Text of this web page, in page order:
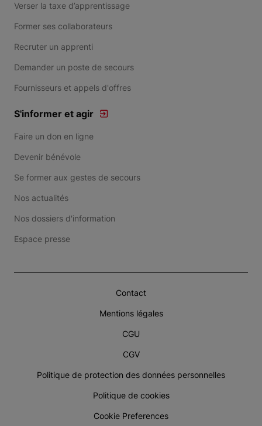
Verser la taxe d’apprentissage
Former ses collaborateurs
Recruter un apprenti
Demander un poste de secours
Fournisseurs et appels d'offres
S'informer et agir
Faire un don en ligne
Devenir bénévole
Se former aux gestes de secours
Nos actualités
Nos dossiers d'information
Espace presse
Contact
Mentions légales
CGU
CGV
Politique de protection des données personnelles
Politique de cookies
Cookie Preferences